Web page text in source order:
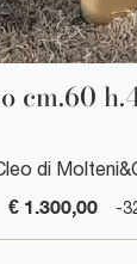
cm.60
€ 1.300,00 -